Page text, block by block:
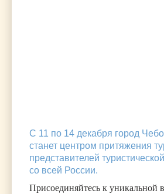
С 11 по 14 декабря город
станет центром притяжения
представителей
со всей России.
Присоединяйтесь к уникальной